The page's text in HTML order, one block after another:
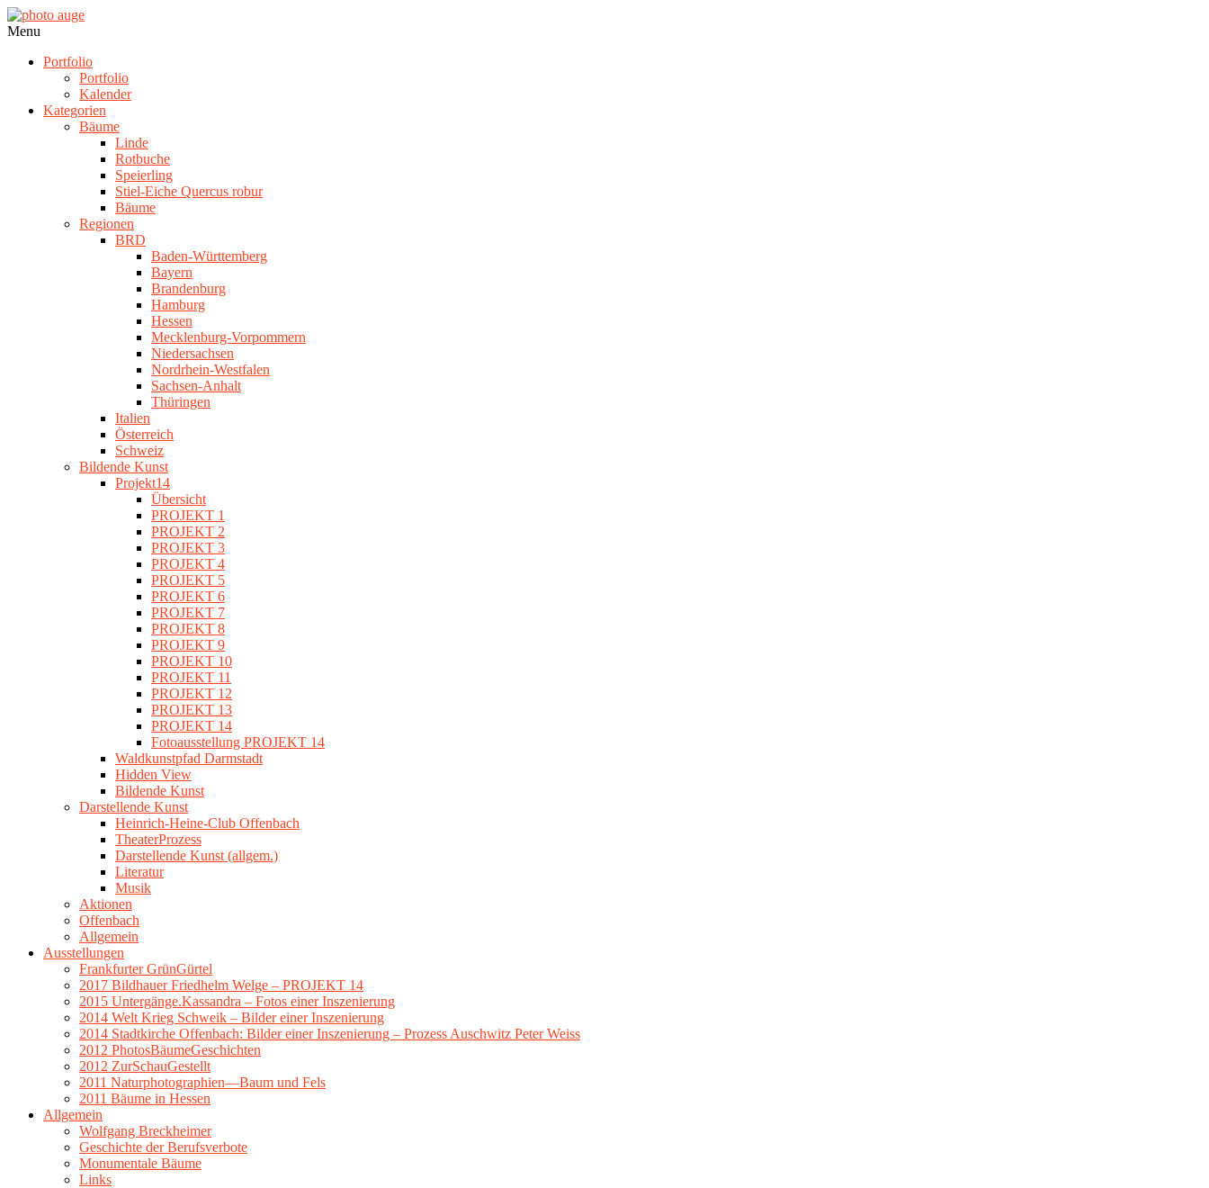
Skip
to
photo
Navigation
Menu
Portfolio
Portfolio
Kalender
Kategorien
Bäume
Linde
Rotbuche
Speierling
Stiel-Eiche Quercus robur
Bäume
Regionen
BRD
Baden-Württemberg
Bayern
Brandenburg
Hamburg
Hessen
Mecklenburg-Vorpommern
Niedersachsen
Nordrhein-Westfalen
Sachsen-Anhalt
Thüringen
Italien
Österreich
Schweiz
Bildende Kunst
Projekt14
Übersicht
PROJEKT 1
PROJEKT 2
PROJEKT 3
PROJEKT 4
PROJEKT 5
PROJEKT 6
PROJEKT 7
PROJEKT 8
PROJEKT 9
PROJEKT 10
PROJEKT 11
PROJEKT 12
PROJEKT 13
PROJEKT 14
Fotoausstellung PROJEKT 14
Waldkunstpfad Darmstadt
Hidden View
Bildende Kunst
Darstellende Kunst
Heinrich-Heine-Club Offenbach
TheaterProzess
Darstellende Kunst (allgem.)
Literatur
Musik
Aktionen
Offenbach
Allgemein
Ausstellungen
Frankfurter GrünGürtel
2017 Bildhauer Friedhelm Welge – PROJEKT 14
2015 Untergänge.Kassandra – Fotos einer Inszenierung
2014 Welt Krieg Schweik – Bilder einer Inszenierung
2014 Stadtkirche Offenbach: Bilder einer Inszenierung – Prozess Auschwitz Peter Weiss
2012 PhotosBäumeGeschichten
2012 ZurSchauGestellt
2011 Naturphotographien—Baum und Fels
2011 Bäume in Hessen
Allgemein
Wolfgang Breckheimer
Geschichte der Berufsverbote
Monumentale Bäume
Links